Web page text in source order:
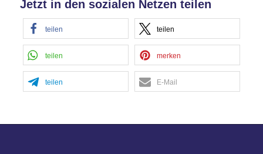
Jetzt in den sozialen Netzen teilen
teilen teilen
teilen merken
teilen E-Mail